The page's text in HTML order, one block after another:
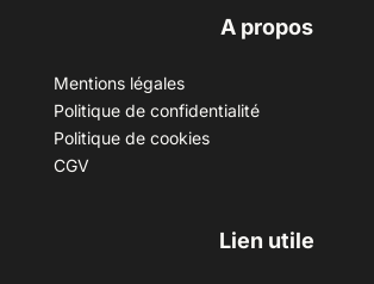
A propos
Mentions légales
Politique de confidentialité
Politique de cookies
CGV
Lien utile